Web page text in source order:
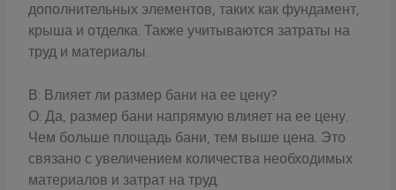
дополнительных элементов, таких как фундамент,
крыша и отделка. Также учитываются затраты на
труд и материалы.
В: Влияет ли размер бани на ее цену?
О: Да, размер бани напрямую влияет на ее цену.
Чем больше площадь бани, тем выше цена. Это
связано с увеличением количества необходимых
материалов и затрат на труд.